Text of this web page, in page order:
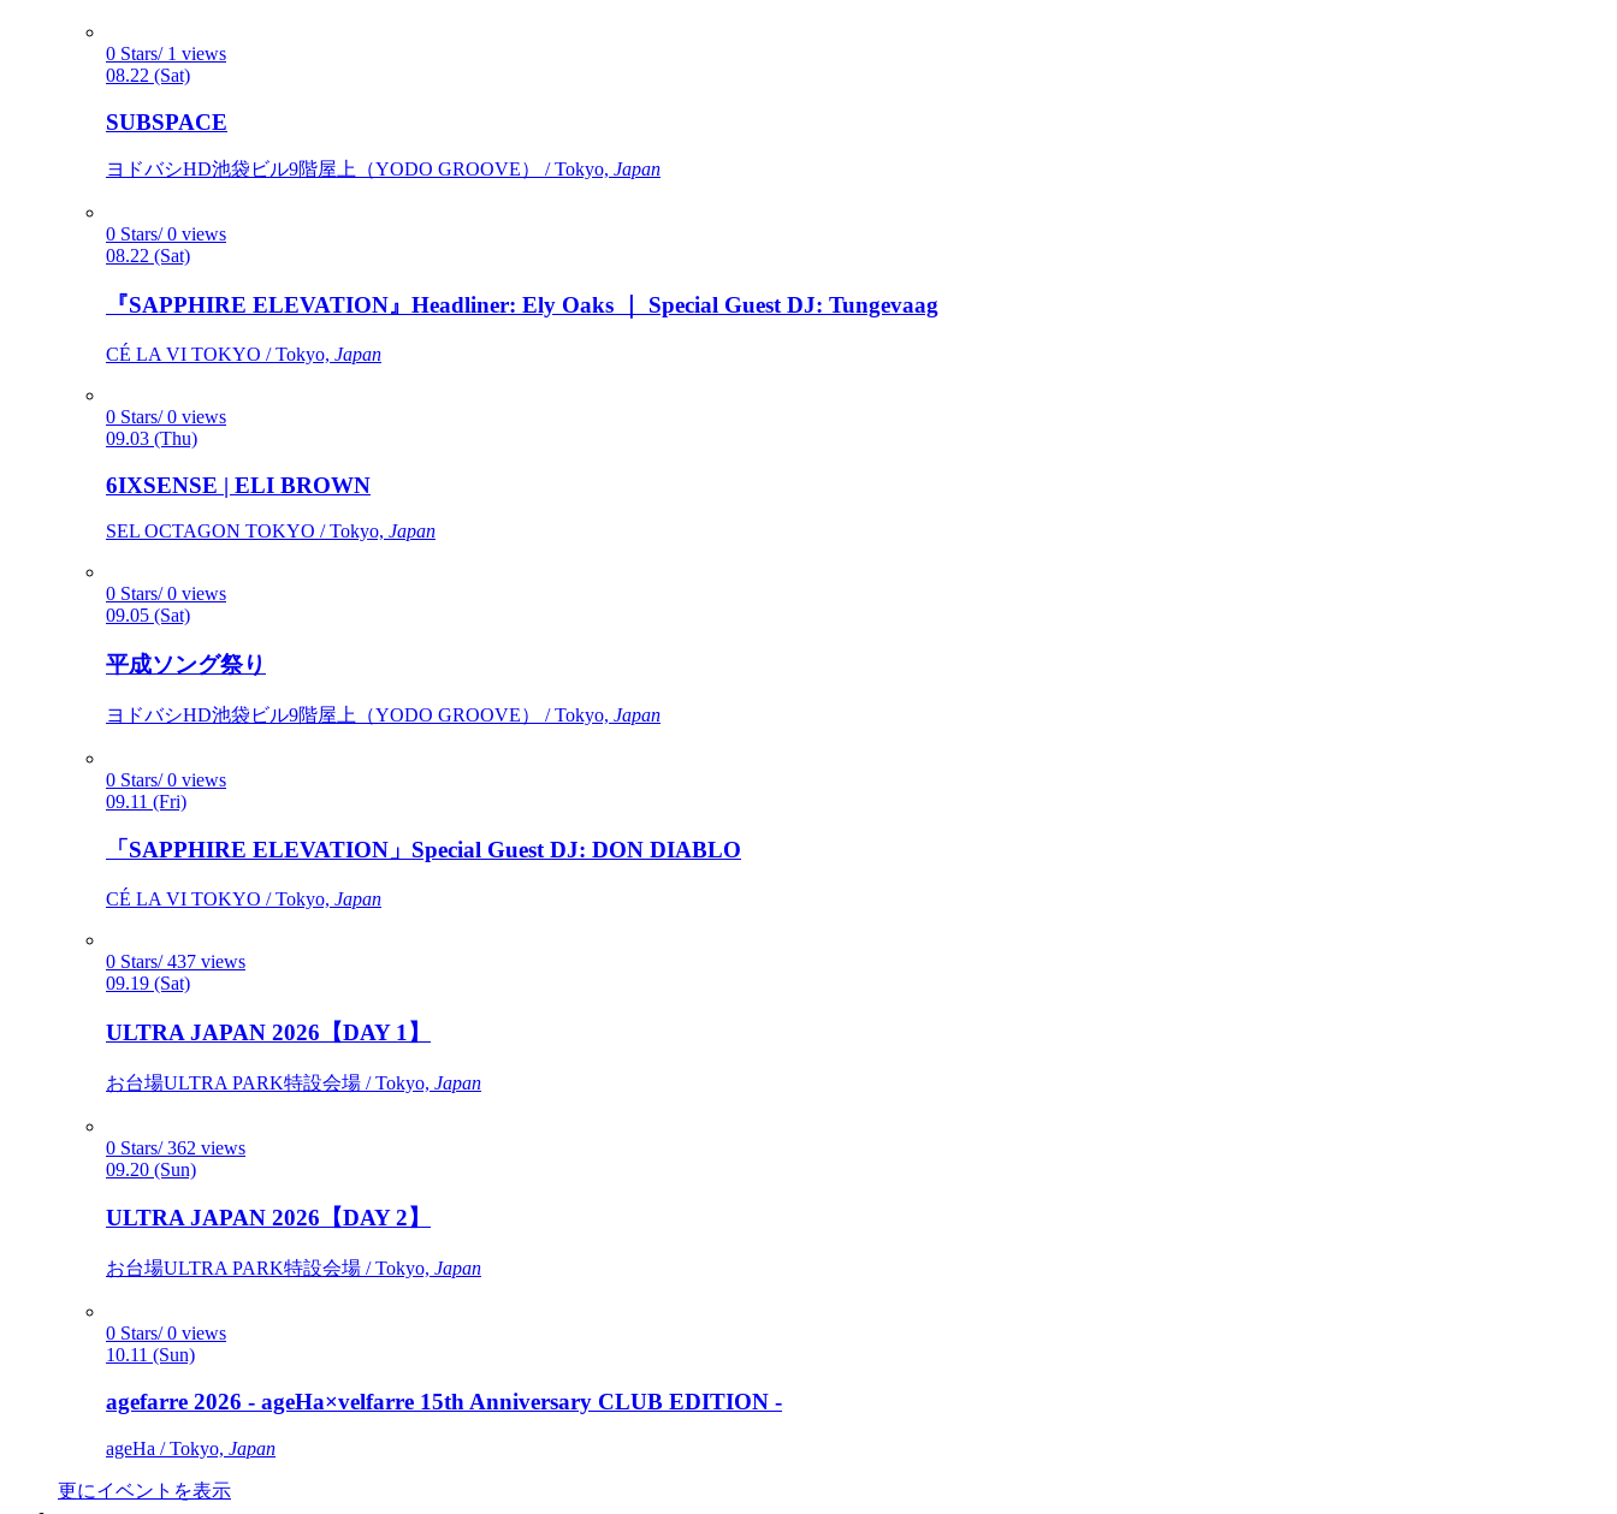
0 Stars/ 1 views
08.22 (Sat)
SUBSPACE
ヨドバシHD池袋ビル9階屋上（YODO GROOVE） / Tokyo, Japan
0 Stars/ 0 views
08.22 (Sat)
『SAPPHIRE ELEVATION』Headliner: Ely Oaks ｜ Special Guest DJ: Tungevaag
CÉ LA VI TOKYO / Tokyo, Japan
0 Stars/ 0 views
09.03 (Thu)
6IXSENSE | ELI BROWN
SEL OCTAGON TOKYO / Tokyo, Japan
0 Stars/ 0 views
09.05 (Sat)
平成ソング祭り
ヨドバシHD池袋ビル9階屋上（YODO GROOVE） / Tokyo, Japan
0 Stars/ 0 views
09.11 (Fri)
「SAPPHIRE ELEVATION」Special Guest DJ: DON DIABLO
CÉ LA VI TOKYO / Tokyo, Japan
0 Stars/ 437 views
09.19 (Sat)
ULTRA JAPAN 2026【DAY 1】
お台場ULTRA PARK特設会場 / Tokyo, Japan
0 Stars/ 362 views
09.20 (Sun)
ULTRA JAPAN 2026【DAY 2】
お台場ULTRA PARK特設会場 / Tokyo, Japan
0 Stars/ 0 views
10.11 (Sun)
agefarre 2026 - ageHa×velfarre 15th Anniversary CLUB EDITION -
ageHa / Tokyo, Japan
更にイベントを表示